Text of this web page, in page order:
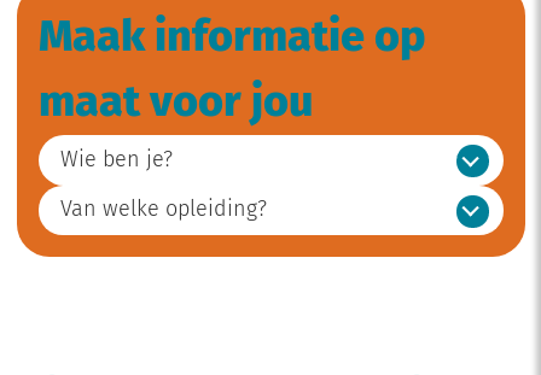
Maak informatie op
maat voor jou
Wie ben je?
Van welke opleiding?